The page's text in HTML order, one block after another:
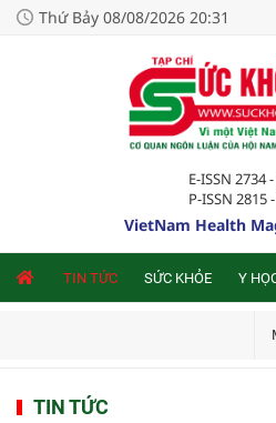
Thứ Bảy 08/08/2026 20:31
E-ISSN 2734
P-ISSN 2815
VietNam Health
TIN TỨC SỨC KHỎE Y
TIN TỨC